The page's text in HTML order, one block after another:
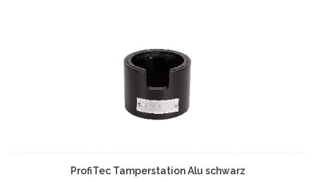
ProfiTec Tamperstation Alu schwarz